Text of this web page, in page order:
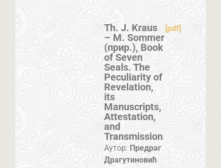
Th. J. Kraus
– M. Sommer
(прир.), Book
of Seven
Seals. The
Peculiarity of
Revelation,
its
Manuscripts,
Attestation,
and
Transmission
[pdf]
Аутор: Предраг
Драгутиновић